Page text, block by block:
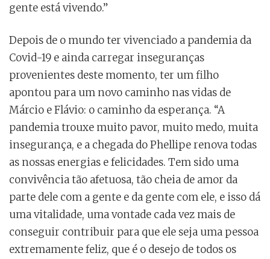
gente está vivendo.”
Depois de o mundo ter vivenciado a pandemia da
Covid-19 e ainda carregar inseguranças
provenientes deste momento, ter um filho
apontou para um novo caminho nas vidas de
Márcio e Flávio: o caminho da esperança. “A
pandemia trouxe muito pavor, muito medo, muita
insegurança, e a chegada do Phellipe renova todas
as nossas energias e felicidades. Tem sido uma
convivência tão afetuosa, tão cheia de amor da
parte dele com a gente e da gente com ele, e isso dá
uma vitalidade, uma vontade cada vez mais de
conseguir contribuir para que ele seja uma pessoa
extremamente feliz, que é o desejo de todos os